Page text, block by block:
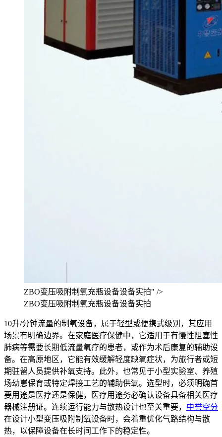
ZBO变压吸附制氧充瓶设备设备实拍" />
ZBO变压吸附制氧充瓶设备设备实拍
10升/分钟流量的制氧设备，属于轻型或便携式级别，其应用
场景有明确边界。在家庭医疗保健中，它适用于有慢性阻塞性
肺病等需要长期低流量氧疗的患者，或作为术后康复的辅助设
备。在高原地区，它能有效缓解轻度缺氧症状，为旅行者或短
期驻留人员提供补氧支持。此外，也常见于小型实验室、养殖
场幼崽保育或特定焊接工艺的辅助供氧。选型时，必须明确首
要用途是医疗还是保健，医疗用途务必确认设备具备相关医疗
器械注册证。连续运行能力与散热设计也至关重要， 中誉空分
在设计小型变压吸附制氧设备时，会着重优化气路结构与散
热，以保障设备在长时间工作下的稳定性。